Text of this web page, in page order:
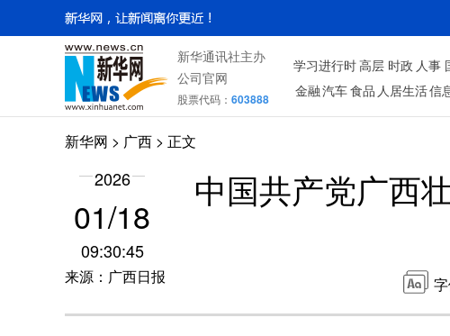
新华通讯社主办
公司官网
股票代码： 603888
学习进行时高层 时政 人事
金融汽车食品 人居生活信
新华网 > 广西 > 正文
2026
01/18
09:30:45
来源：广西日报
中国共产党广西
字